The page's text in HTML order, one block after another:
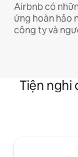
Airbnb có
ứng hoàn hảo
công ty và
Tiện nghi